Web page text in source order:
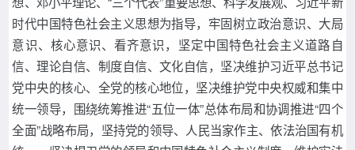
时代中国特色社会主义思想为指导，牢固树立政治意识、大局
意识、核心意识、看齐意识，坚定中国特色社会主义道路自
信、理论自信、制度自信、文化自信，坚决维护习近平总书记
党中央的核心、全党的核心地位，坚决维护党中央权威和集中
统一领导，围绕统筹推进“五位一体”总体布局和协调推进“四个
全面”战略布局，坚持党的领导、人民当家作主、依法治国有机